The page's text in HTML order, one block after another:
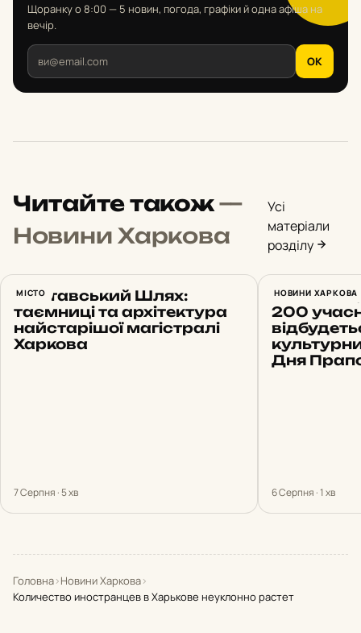
Щоранку о 8:00 — 5 новин, погода, графіки й одна афіша на
вечір.
OK
Читайте також—
Новини Харкова
Усі
матеріали
розділу
МІСТО
Полтавський Шлях:
таємниці та архітектура
найстарішої магістралі
Харкова
7 Серпня · 5 хв
НОВИНИ ХАРКОВА
14
200
Дня
6 Серпня · 1 хв
Головна›Новини Харкова›
Количество иностранцев в Харькове неуклонно растет